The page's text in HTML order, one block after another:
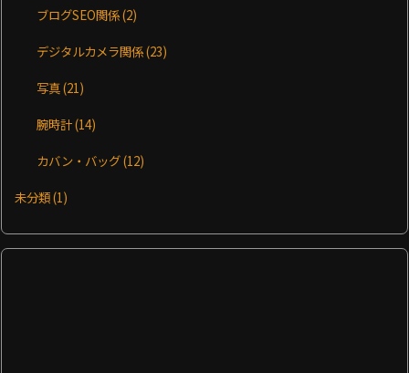
ブログSEO関係(2)
デジタルカメラ関係(23)
写真(21)
腕時計(14)
カバン・バッグ(12)
未分類(1)